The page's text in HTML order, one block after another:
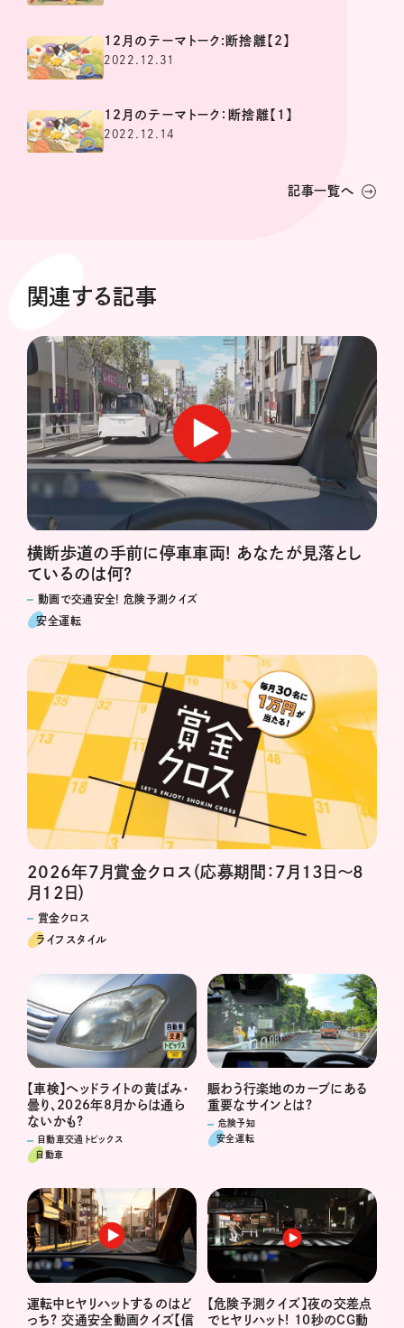
12月のテーマトーク:断捨離【2】
2022.12.31
12月のテーマトーク：断捨離【1】
2022.12.14
記事一覧へ
関連する記事
横断歩道の手前に停車車両! あなたが見落とし
ているのは何?
動画で交通安全! 危険予測クイズ
安全運転
2026年7月賞金クロス（応募期間：7月13日～8
月12日）
賞金クロス
ライフスタイル
【車検】ヘッドライトの黄ばみ・
曇り、2026年8月からは通ら
ないかも?
自動車交通トピックス
自動車
賑わう行楽地のカーブにある
重要なサインとは?
危険予知
安全運転
運転中ヒヤリハットするのはど
っち? 交通安全動画クイズ【信
【危険予測クイズ】夜の交差点
でヒヤリハット! 10秒のCG動